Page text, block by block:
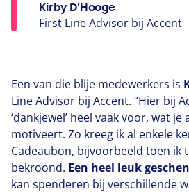
Kirby D’Hooge
First Line Advisor bij Accent
Een van die blije medewerkers is
Line Advisor bij Accent. “Hier bij
‘dankjewel’ heel vaak voor, wat
motiveert. Zo kreeg ik al enkele
Cadeaubon, bijvoorbeeld toen ik
bekroond. Een heel leuk
kan spenderen bij verschillende